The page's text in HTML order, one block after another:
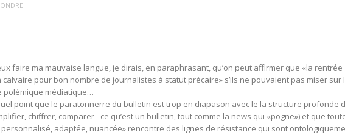
faire ma mauvaise langue, je dirais, en paraphrasant, qu’on peut affirmer que «la rentrée
pour bon nombre de journalistes à statut précaire» s’ils ne pouvaient pas miser sur
polémique médiatique…
point que le paratonnerre du bulletin est trop en diapason avec le la structure profonde
chiffrer, comparer –ce qu’est un bulletin, tout comme la news qui «pogne») et que
adaptée, nuancée» rencontre des lignes de résistance qui sont